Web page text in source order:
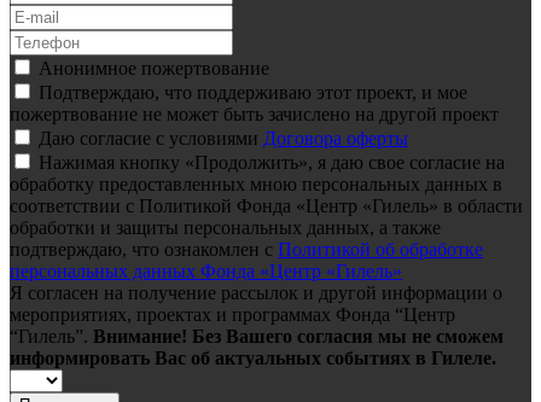
Анонимное пожертвование
Подтверждаю, что поддерживаю этот проект, и мое
пожертвование не может быть зачислено на другой проект
Даю согласие с условиями Договора оферты
Нажимая кнопку «Продолжить», я даю свое согласие на
обработку предоставленных мною персональных данных в
соответствии с Политикой Фонда «Центр «Гилель» в области
обработки и защиты персональных данных, а также
подтверждаю, что ознакомлен с Политикой об обработке
персональных данных Фонда «Центр «Гилель»
Я согласен на получение рассылок и другой информации о
мероприятиях, проектах и программах Фонда “Центр
“Гилель”. Внимание! Без Вашего согласия мы не сможем
информировать Вас об актуальных событиях в Гилеле.